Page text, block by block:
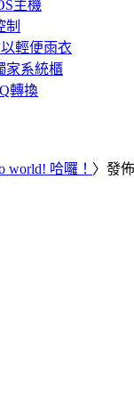
主機
制
輕便雨衣
家系統櫃
轉換
world! 哈囉！ 〉發